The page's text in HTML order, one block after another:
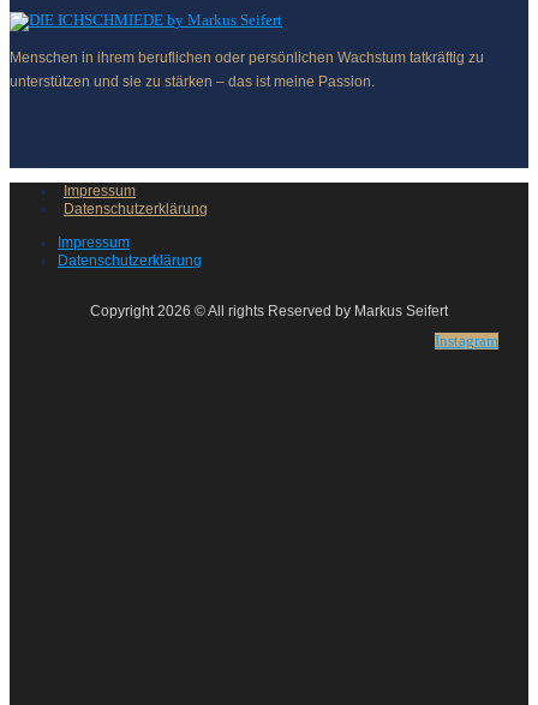
Menschen in ihrem beruflichen oder persönlichen Wachstum tatkräftig zu
unterstützen und sie zu stärken – das ist meine Passion.
Impressum
Datenschutzerklärung
Impressum
Datenschutzerklärung
Copyright 2026 © All rights Reserved by Markus Seifert
Instagram